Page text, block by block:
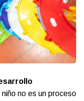
no es un proceso